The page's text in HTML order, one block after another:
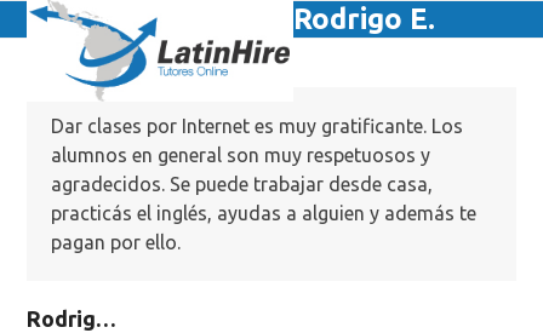
Skip
to
content
Open
mobile
Close
mobile
Rodrigo E.
Dar clases por Internet es muy gratificante. Los
alumnos en general son muy respetuosos y
agradecidos. Se puede trabajar desde casa,
practicás el inglés, ayudas a alguien y además te
pagan por ello.
Rodrigo Estrella